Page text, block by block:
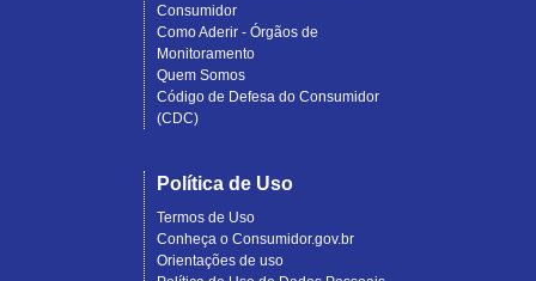
Consumidor
Como Aderir - Órgãos de
Monitoramento
Quem Somos
Código de Defesa do Consumidor
(CDC)
Política de Uso
Termos de Uso
Conheça o Consumidor.gov.br
Orientações de uso